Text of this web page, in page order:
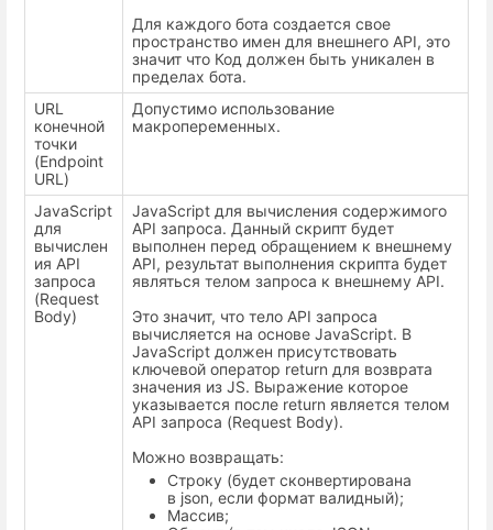
Для каждого бота создается свое
пространство имен для внешнего API, это
значит что Код должен быть уникален в
пределах бота.
URL
конечной
точки
(Endpoint
URL)
Допустимо использование
макропеременных.
JavaScript
для
вычислен
ия API
запроса
(Request
Body)
JavaScript для вычисления содержимого
API запроса. Данный скрипт будет
выполнен перед обращением к внешнему
API, результат выполнения скрипта будет
являться телом запроса к внешнему API.
Это значит, что тело API запроса
вычисляется на основе JavaScript. В
JavaScript должен присутствовать
ключевой оператор return для возврата
значения из JS. Выражение которое
указывается после return является телом
API запроса (Request Body).
Можно возвращать:
Строку (будет сконвертирована
в json, если формат валидный);
Массив;